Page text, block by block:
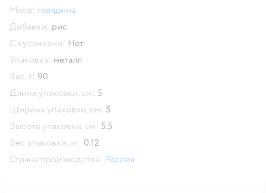
Мясо: говядина
Добавки: рис
С кусочками: Нет
Упаковка: металл
Вес, г: 90
Длина упаковки, см: 5
Ширина упаковки, см: 5
Высота упаковки, см: 5.5
Вес упаковки, кг: 0.12
Страна производства: Россия